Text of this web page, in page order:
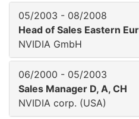
05/2003 - 08/2008
Head of Sales Eastern
NVIDIA GmbH
06/2000 - 05/2003
Sales Manager D, A, CH
NVIDIA corp. (USA)